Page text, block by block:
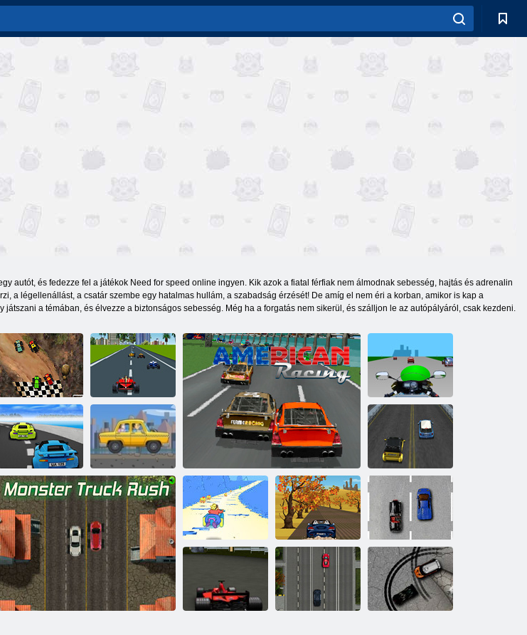
autót, és fedezze fel a játékok Need for speed online ingyen. Kik azok a fiatal férfiak nem álmodnak sebesség, hajtás és adrenalin
a légellenállást, a csatár szembe egy hatalmas hullám, a szabadság érzését! De amíg el nem éri a korban, amikor is kap a
játszani a témában, és élvezze a biztonságos sebesség. Még ha a forgatás nem sikerül, és szálljon le az autópályáról, csak kezdeni.
Speed ​​Trucks Extreme Racing
American Racing
Speed ​​Biker
Extreme Racing
2
Taxi expressz kitérő Racers
Tér Punk Racer
Zárja le és
áthelyezése
Classic elleni
egzotikus